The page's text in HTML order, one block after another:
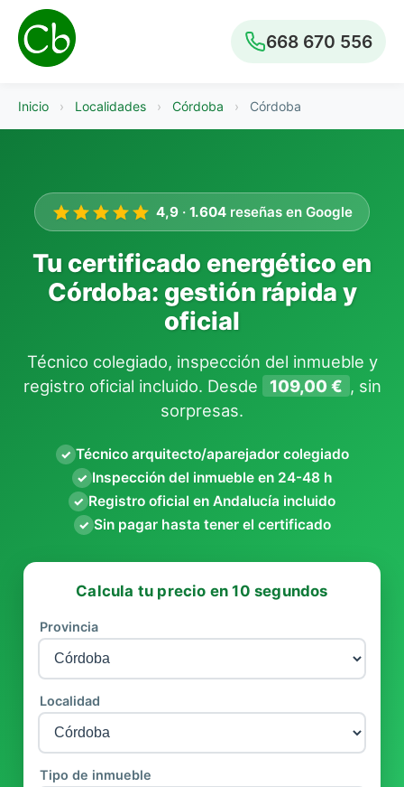
668 670 556
Inicio › Localidades › Córdoba › Córdoba
4,9 · 1.604 reseñas en Google
Tu certificado energético en
Córdoba: gestión rápida y
oficial
Técnico colegiado, inspección del inmueble y
registro oficial incluido. Desde
109,00 € , sin
sorpresas.
✓ Técnico arquitecto/aparejador colegiado
✓ Inspección del inmueble en 24-48 h
✓ Registro oficial en Andalucía incluido
✓ Sin pagar hasta tener el certificado
Calcula tu precio en 10 segundos
Provincia
Localidad
Tipo de inmueble